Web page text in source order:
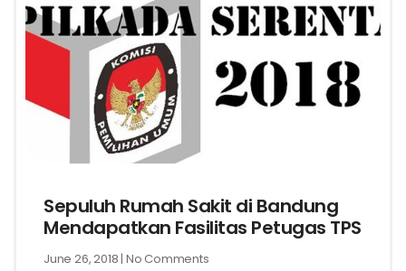
Sepuluh Rumah Sakit di Bandung
Mendapatkan Fasilitas Petugas TPS
June 26, 2018 No Comments